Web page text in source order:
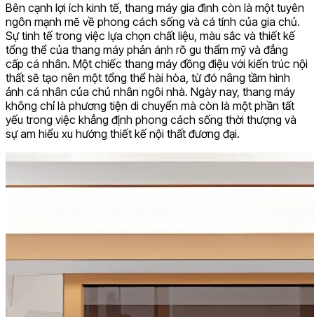
Bên cạnh lợi ích kinh tế, thang máy gia đình còn là một tuyên
ngôn mạnh mẽ về phong cách sống và cá tính của gia chủ.
Sự tinh tế trong việc lựa chọn chất liệu, màu sắc và thiết kế
tổng thể của thang máy phản ánh rõ gu thẩm mỹ và đẳng
cấp cá nhân. Một chiếc thang máy đồng điệu với kiến trúc nội
thất sẽ tạo nên một tổng thể hài hòa, từ đó nâng tầm hình
ảnh cá nhân của chủ nhân ngôi nhà. Ngày nay, thang máy
không chỉ là phương tiện di chuyển mà còn là một phần tất
yếu trong việc khẳng định phong cách sống thời thượng và
sự am hiểu xu hướng thiết kế nội thất đương đại.